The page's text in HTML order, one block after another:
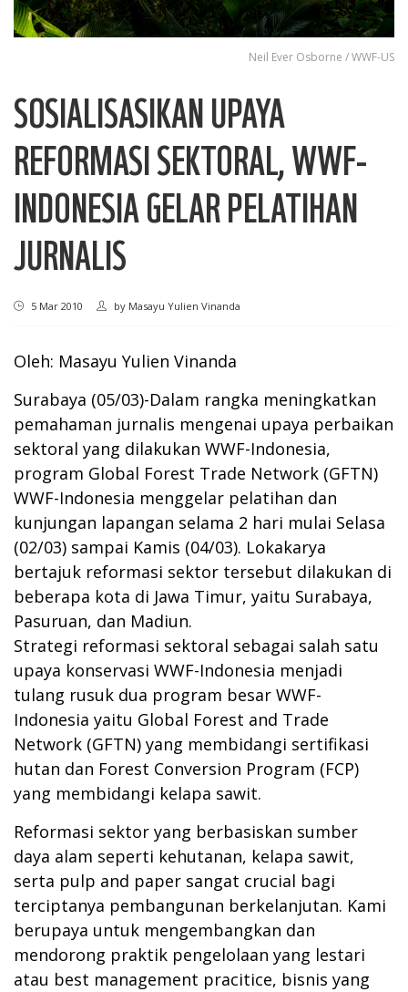
Neil Ever Osborne / WWF-US
SOSIALISASIKAN UPAYA
REFORMASI SEKTORAL, WWF-
INDONESIA GELAR PELATIHAN
JURNALIS
5 Mar 2010 by Masayu Yulien Vinanda
Oleh: Masayu Yulien Vinanda
Surabaya (05/03)-Dalam rangka meningkatkan
pemahaman jurnalis mengenai upaya perbaikan
sektoral yang dilakukan WWF-Indonesia,
program Global Forest Trade Network (GFTN)
WWF-Indonesia menggelar pelatihan dan
kunjungan lapangan selama 2 hari mulai Selasa
(02/03) sampai Kamis (04/03). Lokakarya
bertajuk reformasi sektor tersebut dilakukan di
beberapa kota di Jawa Timur, yaitu Surabaya,
Pasuruan, dan Madiun.
Strategi reformasi sektoral sebagai salah satu
upaya konservasi WWF-Indonesia menjadi
tulang rusuk dua program besar WWF-
Indonesia yaitu Global Forest and Trade
Network (GFTN) yang membidangi sertifikasi
hutan dan Forest Conversion Program (FCP)
yang membidangi kelapa sawit.
Reformasi sektor yang berbasiskan sumber
daya alam seperti kehutanan, kelapa sawit,
serta pulp and paper sangat crucial bagi
terciptanya pembangunan berkelanjutan. Kami
berupaya untuk mengembangkan dan
mendorong praktik pengelolaan yang lestari
atau best management pracitice, bisnis yang